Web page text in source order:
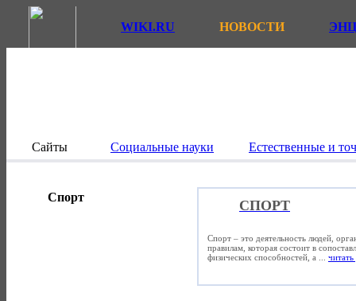
WIKI.RU НОВОСТИ
Сайты Социальные науки Естественные и
Спорт
СПОРТ
Спорт – это деятельность людей,
правилам, которая состоит в
физических способностей, а ... читать